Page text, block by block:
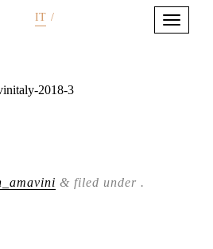
IT /
2018-3
& filed under .